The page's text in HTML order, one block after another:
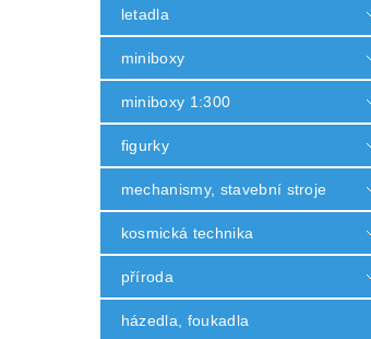
letadla
miniboxy
miniboxy 1:300
figurky
mechanismy, stavební stroje
kosmická technika
příroda
házedla, foukadla